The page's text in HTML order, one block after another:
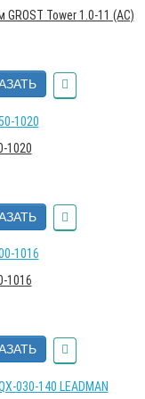
Tower 1.0-11 (AC)
1020
1016